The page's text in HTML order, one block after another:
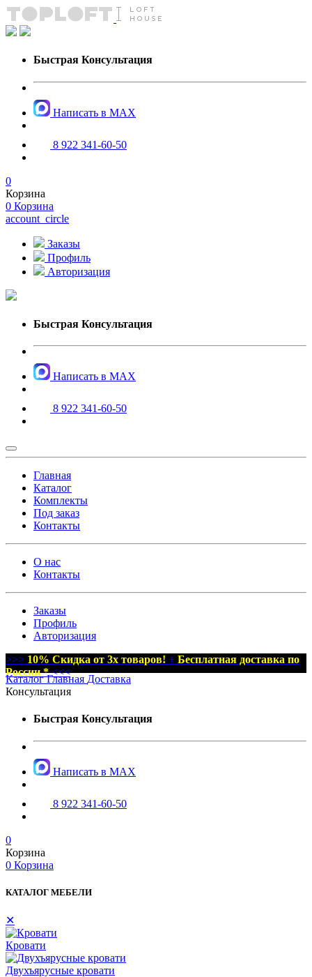
Быстрая Консультация
Написать в MAX
8 922 341-60-50
0
Корзина
0 Корзина
account_circle
Заказы
Профиль
Авторизация
Быстрая Консультация
Написать в MAX
8 922 341-60-50
Главная
Каталог
Комплекты
Под заказ
Контакты
О нас
Контакты
Заказы
Профиль
Авторизация
>>> 10% Скидка от 3х товаров! + Бесплатная доставка по
России *<<<
Каталог Главная Доставка
Консультация
Быстрая Консультация
Написать в MAX
8 922 341-60-50
0
Корзина
0 Корзина
КАТАЛОГ МЕБЕЛИ
✕
Кровати
Двухъярусные кровати